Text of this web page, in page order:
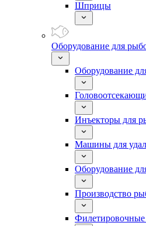
Шприцы
Оборудование для
Оборудование
Инъекторы для
Машины для
Оборудование
Производство